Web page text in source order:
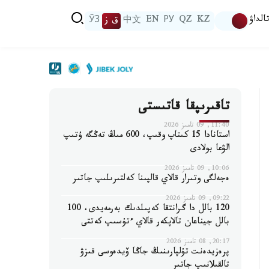
تالداۋ KZ
QZ
РУ
EN
中文 ق ز ЎЗ
تاقىرىپقا قاتىستى
11:40, 09 تامىز 2026
استانادا 15 كىتاپ وقىپ، 600 مىڭ تەڭگە ۇتىپ
الۋعا بولادى
10:06, 09 تامىز 2026
ەجەلگى وتىرار قالاي قالپىنا كەلتىرىلىپ جاتىر
09:22, 09 تامىز 2026
120 بالل دا گرانتقا كەپىلدىك بەرمەيدى، 100
بالل جيناعان تالاپكەر قالاي ءتۇسىپ كەتتى
20:17, 08 تامىز 2026
پرەزيدەنت تۇلپارىنىڭ جاڭا ۆيدەوسى قىزۋ
تالقىلانىپ جاتىر